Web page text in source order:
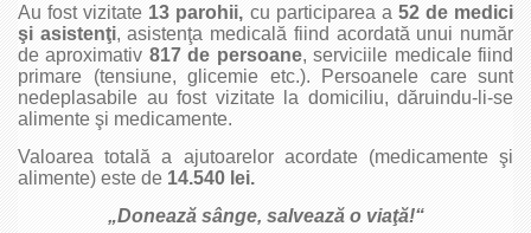
Au fost vizitate 13 parohii, cu participarea a 52 de medici
şi asistenţi, asistenţa medicală fiind acordată unui număr
de aproximativ 817 de persoane, serviciile medicale fiind
primare (tensiune, glicemie etc.). Persoanele care sunt
nedeplasabile au fost vizitate la domiciliu, dăruindu‑li‑se
alimente şi medicamente.
Valoarea totală a ajutoarelor acordate (medicamente şi
alimente) este de 14.540 lei.
„Donează sânge, salvează o viaţă!“